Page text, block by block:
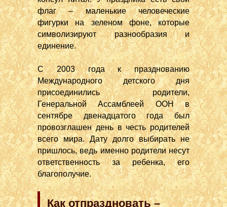
флаг – маленькие человеческие
фигурки на зеленом фоне, которые
символизируют разнообразия и
единение.
С 2003 года к празднованию
Международного детского дня
присоединились родители,
Генеральной Ассамблеей ООН в
сентябре двенадцатого года был
провозглашен день в честь родителей
всего мира. Дату долго выбирать не
пришлось, ведь именно родители несут
ответственность за ребенка, его
благополучие.
Как отпраздновать –